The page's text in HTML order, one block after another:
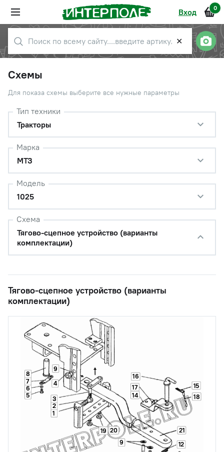
Вход 0
✕
Схемы
Для показа схемы выберите все нужные параметры
Тип техники
Тракторы
Марка
МТЗ
Модель
1025
Схема
Тягово-сцепное устройство (варианты
комплектации)
Тягово-сцепное устройство (варианты
комплектации)
1
2
3
4
5
6
7
8
9
9 12
14
15
16
17
18
19 20 21